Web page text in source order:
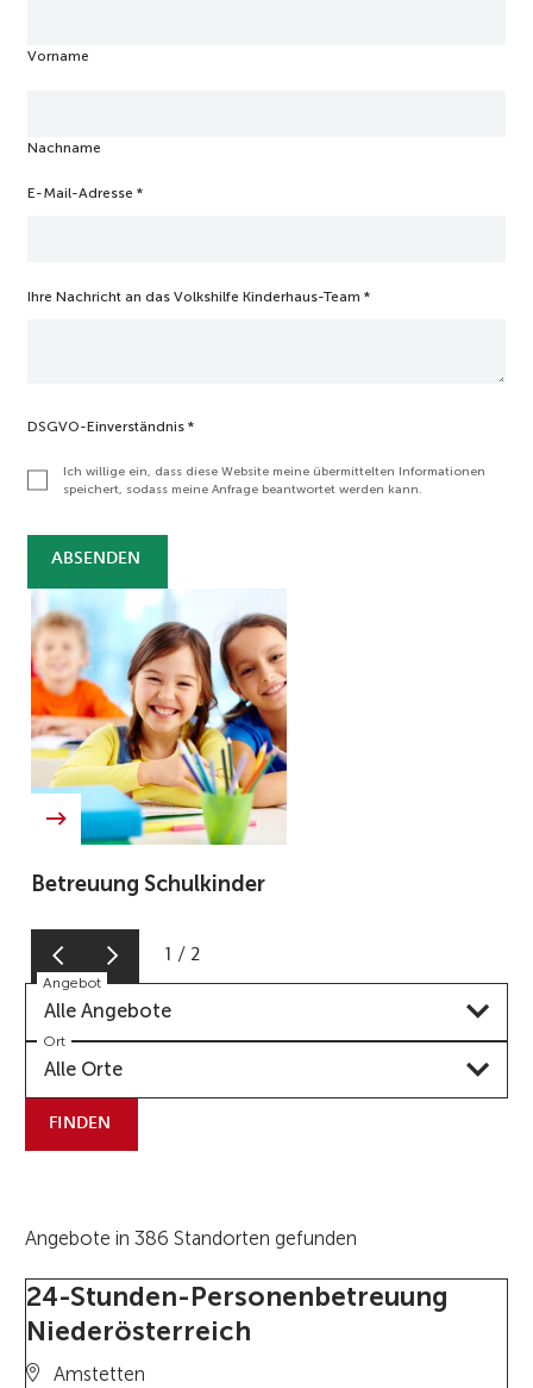
Vorname
Nachname
E-Mail-Adresse *
Ihre Nachricht an das Volkshilfe Kinderhaus-Team *
c
c
t
s
DSGVO-Einverständnis *
Ich willige ein, dass diese Website meine übermittelten Informationen
speichert, sodass meine Anfrage beantwortet werden kann.
ABSENDEN
Betreuung Schulkinder
1 / 2
Angebot
Alle Angebote
Ort
Alle Orte
FINDEN
Angebote in 386 Standorten gefunden
24-Stunden-Personenbetreuung
Niederösterreich
Amstetten